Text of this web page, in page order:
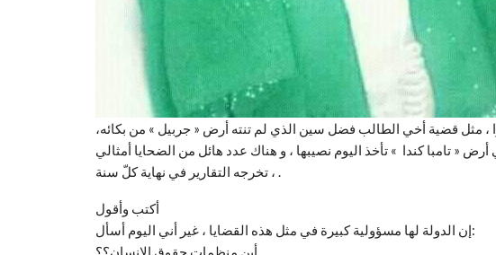
مثل قضية أخي الطالب فضل سين الذي لم تنته أرض « جربيل » من بكائه،
« تامبا كندا » تأخذ اليوم نصيبها ، و هناك عدد هائل من الضحايا أمثالي
، تخرجه التقارير في نهاية كلّ سنة .
أكتب وأقول
إن الدولة لها مسؤولية كبيرة في مثل هذه القضايا ، غير أني اليوم أسأل:
أين منظمات حقوق الإنسان؟؟